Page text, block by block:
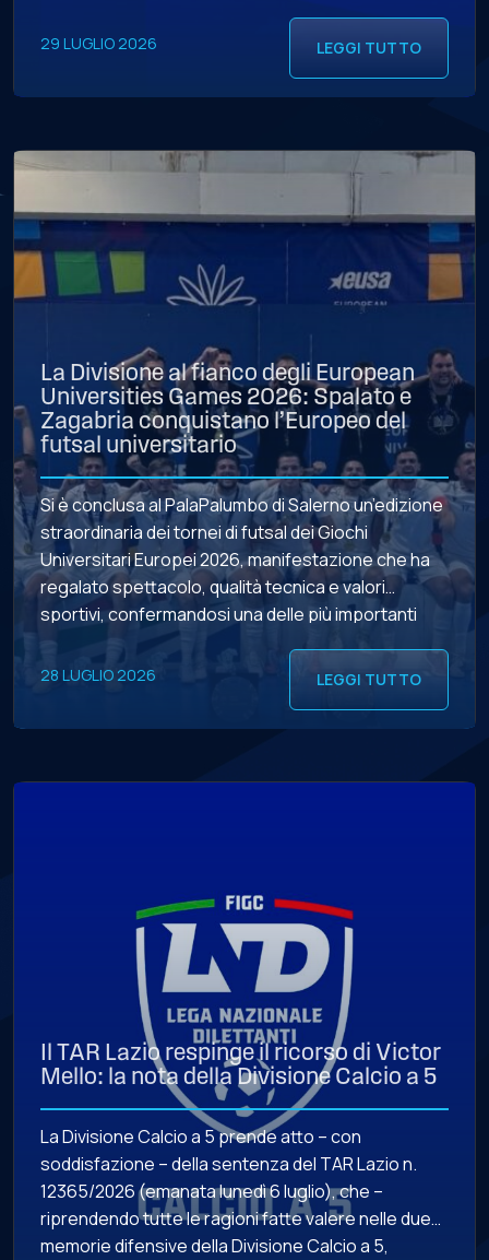
12.30 di lunedì 3 agosto) in merito all’esito […]
29 LUGLIO 2026 LEGGI TUTTO
La Divisione al fianco degli European
Universities Games 2026: Spalato e
Zagabria conquistano l’Europeo del
futsal universitario
Si è conclusa al PalaPalumbo di Salerno un’edizione
straordinaria dei tornei di futsal dei Giochi
Universitari Europei 2026, manifestazione che ha
regalato spettacolo, qualità tecnica e valori
sportivi, confermandosi una delle più importanti
FINALI – Ventiquattro incontri di altissimo livello
maschili e delle […]
28 LUGLIO 2026 LEGGI TUTTO
Il TAR Lazio respinge il ricorso di Victor
Mello: la nota della Divisione Calcio a 5
La Divisione Calcio a 5 prende atto – con
soddisfazione – della sentenza del TAR Lazio n.
12365/2026 (emanata lunedì 6 luglio), che –
riprendendo tutte le ragioni fatte valere nelle due
memorie difensive della Divisione Calcio a 5,